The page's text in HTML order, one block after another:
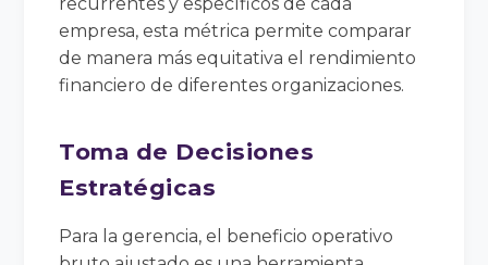
empresa, esta métrica permite comparar
de manera más equitativa el rendimiento
financiero de diferentes organizaciones.
Toma de Decisiones
Estratégicas
Para la gerencia, el beneficio operativo